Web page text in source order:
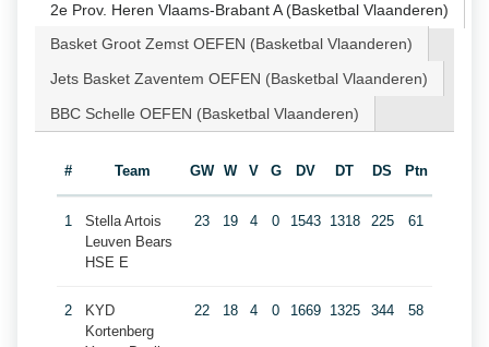
2e Prov. Heren Vlaams-Brabant A (Basketbal Vlaanderen)
Basket Groot Zemst OEFEN (Basketbal Vlaanderen)
Jets Basket Zaventem OEFEN (Basketbal Vlaanderen)
BBC Schelle OEFEN (Basketbal Vlaanderen)
# Team GW W V G DV DT DS Ptn
1
Stella Artois
Leuven Bears
HSE E
23 19 4 0 1543 1318 225 61
2
KYD
Kortenberg
22 18 4 0 1669 1325 344 58